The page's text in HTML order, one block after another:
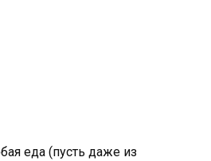
еда (пусть даже из